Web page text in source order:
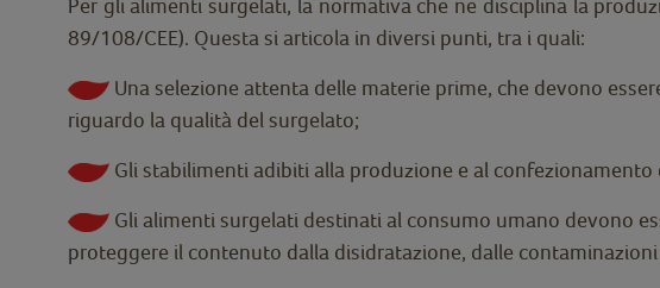
Per gli alimenti surgelati, la normativa che ne disciplina la
89/108/CEE). Questa si articola in diversi punti, tra i quali:
Una selezione attenta delle materie prime, che devono
riguardo la qualità del surgelato;
Gli stabilimenti adibiti alla produzione e al
Gli alimenti surgelati destinati al consumo umano devono
proteggere il contenuto dalla disidratazione, dalle